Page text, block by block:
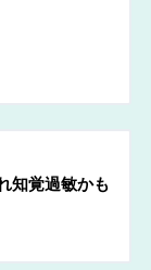
知覚過敏かも